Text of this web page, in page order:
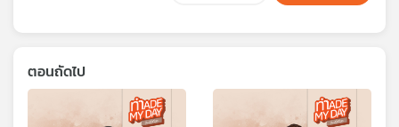
ตอนถัดไป